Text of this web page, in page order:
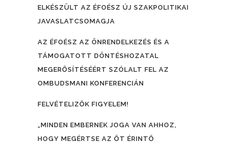
ELKÉSZÜLT AZ ÉFOÉSZ ÚJ SZAKPOLITIKAI
JAVASLATCSOMAGJA
AZ ÉFOÉSZ AZ ÖNRENDELKEZÉS ÉS A
TÁMOGATOTT DÖNTÉSHOZATAL
MEGERŐSÍTÉSÉÉRT SZÓLALT FEL AZ
OMBUDSMANI KONFERENCIÁN
FELVÉTELIZŐK FIGYELEM!
„MINDEN EMBERNEK JOGA VAN AHHOZ,
HOGY MEGÉRTSE AZ ŐT ÉRINTŐ